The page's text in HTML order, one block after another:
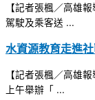
【記者張楓／高雄
駕駛及乘客送 ...
水資源教育走進
【記者張楓／高雄
上午舉辦「 ...